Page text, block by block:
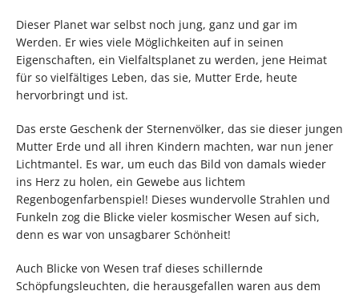
Dieser Planet war selbst noch jung, ganz und gar im
Werden. Er wies viele Möglichkeiten auf in seinen
Eigenschaften, ein Vielfaltsplanet zu werden, jene Heimat
für so vielfältiges Leben, das sie, Mutter Erde, heute
hervorbringt und ist.
Das erste Geschenk der Sternenvölker, das sie dieser jungen
Mutter Erde und all ihren Kindern machten, war nun jener
Lichtmantel. Es war, um euch das Bild von damals wieder
ins Herz zu holen, ein Gewebe aus lichtem
Regenbogenfarbenspiel! Dieses wundervolle Strahlen und
Funkeln zog die Blicke vieler kosmischer Wesen auf sich,
denn es war von unsagbarer Schönheit!
Auch Blicke von Wesen traf dieses schillernde
Schöpfungsleuchten, die herausgefallen waren aus dem